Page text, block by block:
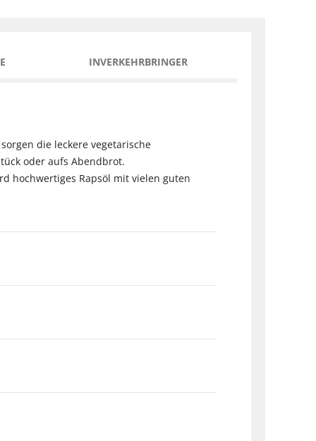
INVERKEHRBRINGER
die leckere vegetarische
oder aufs Abendbrot.
hochwertiges Rapsöl mit vielen guten